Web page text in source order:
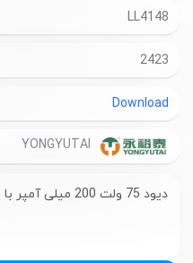
LL4148
2423
Download
دیود 75 ولت 200 میلی آمپر با پکیج MiniMELF